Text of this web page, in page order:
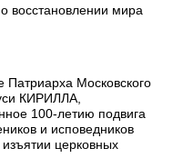
восстановлении мира
Патриарха Московского
КИРИЛЛА,
100-летию подвига
и исповедников
церковных